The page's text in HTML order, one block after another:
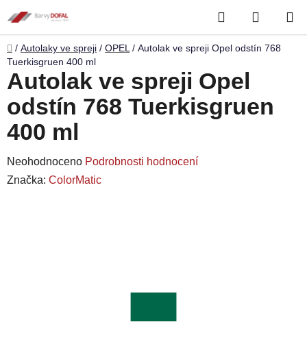
na
obsah
Hledat
KOŠÍK
Domů
/ Autolaky ve spreji / OPEL / Autolak ve spreji Opel odstín 768
Tuerkisgruen 400 ml
Autolak ve spreji Opel
odstín 768 Tuerkisgruen
400 ml
Průměrné
hodnocení
Neohodnoceno Podrobnosti hodnocení
Značka: ColorMatic